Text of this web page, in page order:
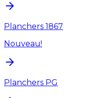
Planchers 1867
Nouveau!
Planchers PG